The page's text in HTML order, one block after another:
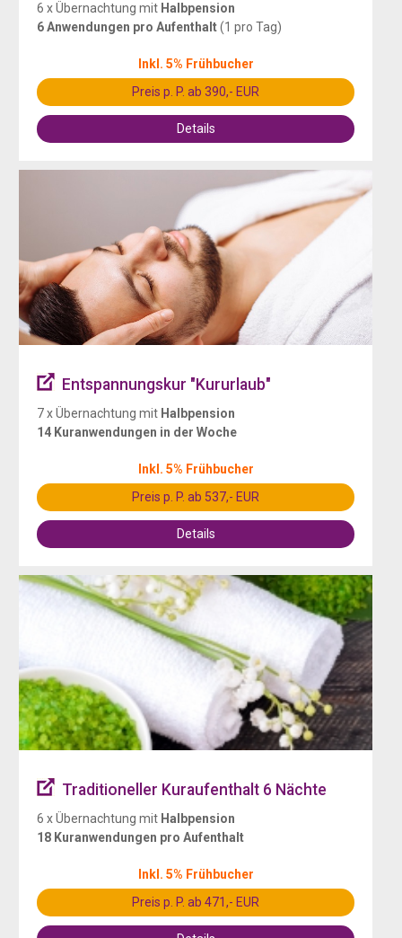
6 x Übernachtung mit Halbpension
6 Anwendungen pro Aufenthalt(1 pro Tag)
Inkl. 5% Frühbucher
Preis p. P. ab 390,- EUR
Details
Entspannungskur "Kururlaub"
7 x Übernachtung mit Halbpension
14 Kuranwendungen in der Woche
Inkl. 5% Frühbucher
Preis p. P. ab 537,- EUR
Details
Traditioneller Kuraufenthalt 6 Nächte
6 x Übernachtung mit Halbpension
18 Kuranwendungen pro Aufenthalt
Inkl. 5% Frühbucher
Preis p. P. ab 471,- EUR